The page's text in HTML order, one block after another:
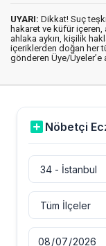
UYARI: Dikkat! Suç
hakaret ve küfür içeren,
ahlaka aykırı, kişilik
içeriklerden doğan her
gönderen Üye/Üyeler’e